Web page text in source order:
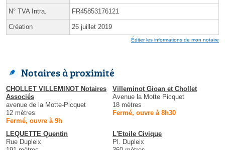
N° TVA Intra. FR45853176121
Création 26 juillet 2019
Éditer les informations de mon notaire
Notaires à proximité
CHOLLET VILLEMINOT Notaires
Associés
avenue de la Motte-Picquet
12 mètres
Fermé, ouvre à 9h
Villeminot Gioan et Chollet
Avenue la Motte Picquet
18 mètres
Fermé, ouvre à 8h30
LEQUETTE Quentin
Rue Dupleix
L'Etoile Civique
Pl. Dupleix